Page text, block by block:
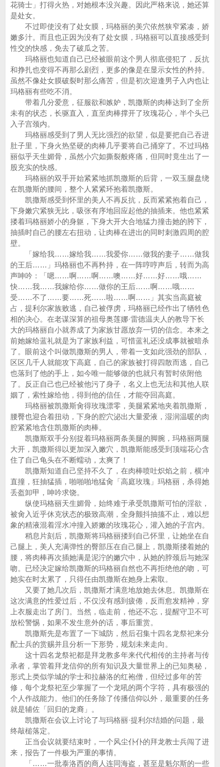
花骑士」打得火热，对她根本没兴趣。因此严格来说，她还算
是处女。
不过即使没有了处女膜，玛格丽的美穴依然狭窄紧凑，娇
嫩多汁。而且也正因为没有了处女膜，玛格丽可以直接感受到
性交的快感，免去了破瓜之苦。
玛格丽也知道自己已经被眼前这个男人彻底侵犯了，反抗
和挣扎也变得不再那么剧烈，更多的像是在显示女性的矜持。
虽然不像处女膜破裂时那么痛苦，但是初次迎逢男子入内也让
玛格丽有些吃不消。
带着几分爱意，征服欲和嫉妒，凯撒斯的肉棒达到了全所
未有的状态，长驱直入，直至肉棒撑开了玫瑰花心，半个头已
入子宫颈内。
玛格丽感受到了男人无比强烈的欲望，似是要把自己吞进
肚子里，下身火热坚硬的肉棒几乎要将自己捅穿了。不过玛格
丽似乎天生媚骨，虽然小穴如撕裂般疼痛，但同时竟生出了一
股充实的快感。
玛格丽的双手开始紧紧地抓凯撒斯的后背，一双玉腿盘绕
在凯撒斯的腰间，整个人紧紧环抱着凯撒斯。
凯撒斯感受到怀里的美人不再反抗，反而紧紧抱着自己，
下身嫩穴紧狭无比，吸张有序地回应起他的抽插来。他也紧紧
搂着玛格丽娇小的身躯，下身大开大合地猛力撞击她的胯下，
抽插时自己的腰左右扭动，让肉棒在进出的同时刺激四周的腔
壁。
「嫁给我……嫁给我……我爱你……做我的妻子……做我
的王后……」玛格丽也不再矜持，在一阵哼哼声后，转而为高
声呻吟：「嗯……啊……啊……噢……好……好……哦……
快……我……我嫁给你……做你的王后……啊……哦……
受……不了……要……死……啦……啊……」其实当高庭被
占，提利尔家族败逃，自己被俘虏，玛格丽已经作出了牺牲色
相的决心。在老谋深算的祖母奥莲娜·雷德温夫人的教导下长
大的玛格丽自小就养成了为家族甘愿放弃一切的信念。本来之
前她嫁给蓝礼就是为了家族利益，可惜蓝礼还没成事就被暗杀
了。眼前这个叫做凯撒斯的男人，带着一支如此强劲的部队，
区区几千人就能攻下高庭，自己的家族被打得四散而逃，自己
也落到了他的手上，如今唯一能够做的也就只有暂时依附他
了。反正自己也已经被他污了身子，名义上也无法和其他人联
姻了，索性嫁给他，得到他的信任，才能夺回高庭。
玛格丽被凯撒斯肏得玫瑰漂零，美腿紧紧地夹着凯撒斯，
腰臀也迎合着扭动，下身的腔穴泌出大量爱液，湿润温暖的肉
腔紧紧地含住凯撒斯的肉棒。
凯撒斯双手分别捉着玛格丽两条美腿的脚腕，玛格丽两腿
大开，凯撒斯得以更加深入嫩穴，凯撒斯能感受到顶端花心含
住了自己龟头在不断蠕动，太爽了！
凯撒斯知道自己坚持不久了，在肉棒喷吐炽焰之前，横冲
直撞，狂抽猛插，啪啪啪地猛肏「高庭玫瑰」玛格丽，杀得她
丢盔卸甲，呻吟求饶。
纵使玛格丽天生媚骨，始终难于承受凯撒斯可怕的淫欲，
被肏入近乎休克状态的极致高潮，全身颤抖抽搐不止，难以想
象的精液混着淫水冲撞入娇嫩的玫瑰花心，灌入她的子宫内。
稍息片刻后，凯撒斯将玛格丽搂到自己怀里，让她坐在自
己腿上，美人充满弹性的臀部压在自己腿上，凯撒斯搂着她的
腰，将肉棒再次插她满是泥泞的嫩穴中，从她的脖颈后与她深
吻。已经决定嫁给凯撒斯的玛格丽自然也不再拒绝他的吻，可
她实在时太累了，只得任由凯撒斯在她身上索取。
又要了她几次后，凯撒斯才满意地放她去休息。凯撒斯在
这次满意的性爱过后，不仅没有感到疲倦，反而愈发精神，穿
上衣服走出了房门。当然，临走前，他还不忘，提醒守卫不可
放松警惕，如果不发生意外的话，事后重赏。
凯撒斯先是布置了一下城防，然后召集十四名龙祭祀来分
配士兵的赏赐并且分析一下形势，规划未来走向。
这十四名龙祭祀都是拜龙教多年来代代相传的主持者与传
承者，掌管着拜龙信仰的所有知识及大量世界上的已知奥秘，
形式上类似学城的学士和拉赫洛的红袍僧，但经过多年的苦
修，每个龙祭祀至少掌握了一个龙吼的两个字符，具有极强的
个人作战能力。他们的任务除了传播信仰以外，最重要的任务
就是辅佐「回归的龙裔」。
凯撒斯在会议上讨论了与玛格丽·提利尔结婚的问题，最
终敲槌落定。
正当会议就要结束时，一个风尘仆仆的拜龙教士兵闯了进
来，报告了一件极为严重的事情。
「……一批泰洛西的商人连同海盗，甚至是魁尔斯的一些